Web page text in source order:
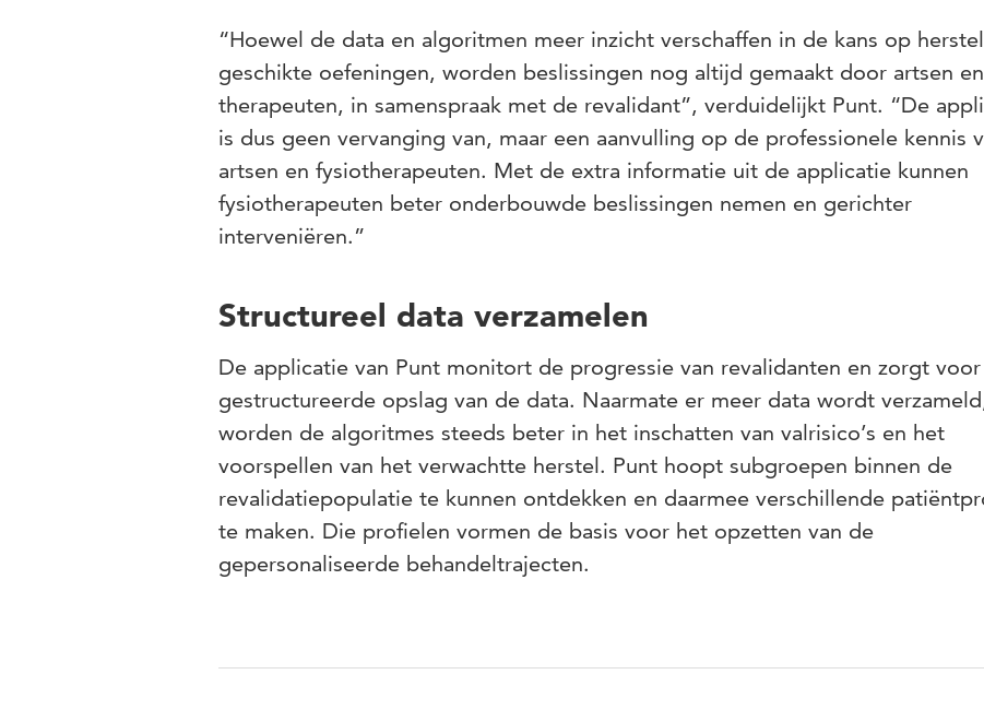
“Hoewel de data en algoritmen meer inzicht verschaffen in de kans op
geschikte oefeningen, worden beslissingen nog altijd gemaakt door artsen en
therapeuten, in samenspraak met de revalidant”, verduidelijkt Punt. “De
is dus geen vervanging van, maar een aanvulling op de professionele kennis
artsen en fysiotherapeuten. Met de extra informatie uit de applicatie kunnen
fysiotherapeuten beter onderbouwde beslissingen nemen en gerichter
interveniëren.”
Structureel data verzamelen
De applicatie van Punt monitort de progressie van revalidanten en zorgt voor
gestructureerde opslag van de data. Naarmate er meer data wordt
worden de algoritmes steeds beter in het inschatten van valrisico’s en het
voorspellen van het verwachtte herstel. Punt hoopt subgroepen binnen de
revalidatiepopulatie te kunnen ontdekken en daarmee verschillende
te maken. Die profielen vormen de basis voor het opzetten van de
gepersonaliseerde behandeltrajecten.